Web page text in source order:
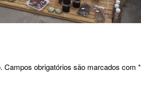
Campos obrigatórios são marcados com *